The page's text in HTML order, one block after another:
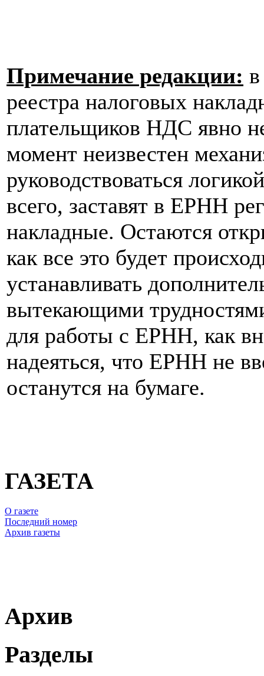
Примечание редакции:
реестра налоговых
плательщиков НДС явно
момент неизвестен
руководствоваться
всего, заставят в ЕРНН
накладные. Остаются
как все это будет
устанавливать
вытекающими
для работы с ЕРНН, как
надеяться, что ЕРНН не
останутся на бумаге.
ГАЗЕТА
О газете
Последний номер
Архив газеты
Архив
Разделы